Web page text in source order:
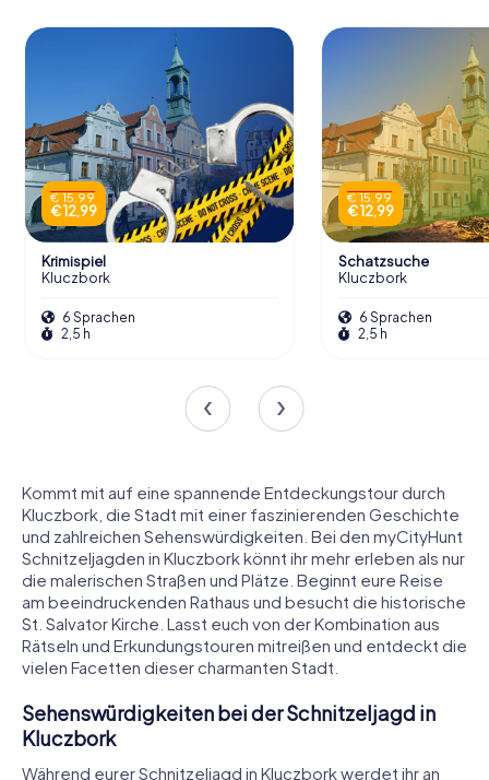
€ 15,99
€ 12,99
Krimispiel
Kluczbork
6 Sprachen
2,5 h
€ 15,99
€ 12,99
Schatzsuche
Kluczbork
6 Sprachen
2,5 h
Kommt mit auf eine spannende Entdeckungstour durch
Kluczbork, die Stadt mit einer faszinierenden Geschichte
und zahlreichen Sehenswürdigkeiten. Bei den myCityHunt
Schnitzeljagden in Kluczbork könnt ihr mehr erleben als nur
die malerischen Straßen und Plätze. Beginnt eure Reise
am beeindruckenden Rathaus und besucht die historische
St. Salvator Kirche. Lasst euch von der Kombination aus
Rätseln und Erkundungstouren mitreißen und entdeckt die
vielen Facetten dieser charmanten Stadt.
Sehenswürdigkeiten bei der Schnitzeljagd in
Kluczbork
Während eurer Schnitzeljagd in Kluczbork werdet ihr an